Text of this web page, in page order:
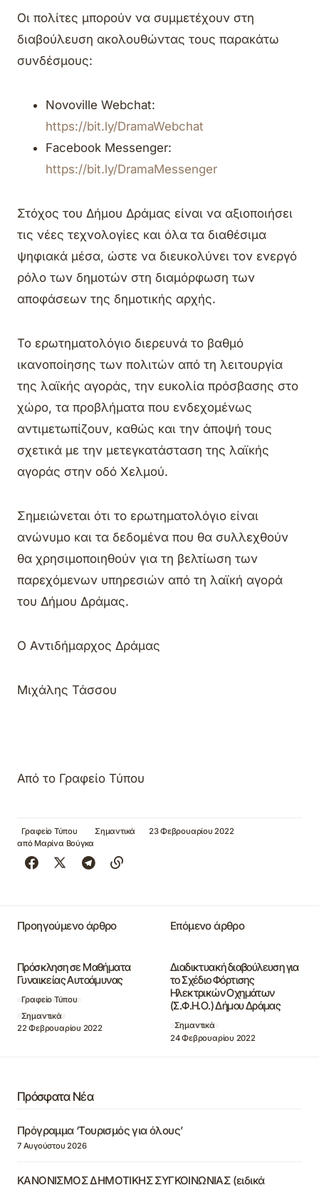
Οι πολίτες μπορούν να συμμετέχουν στη
διαβούλευση ακολουθώντας τους παρακάτω
συνδέσμους:
Novoville Webchat:
https://bit.ly/DramaWebchat
Facebook Messenger:
https://bit.ly/DramaMessenger
Στόχος του Δήμου Δράμας είναι να αξιοποιήσει
τις νέες τεχνολογίες και όλα τα διαθέσιμα
ψηφιακά μέσα, ώστε να διευκολύνει τον ενεργό
ρόλο των δημοτών στη διαμόρφωση των
αποφάσεων της δημοτικής αρχής.
Το ερωτηματολόγιο διερευνά το βαθμό
ικανοποίησης των πολιτών από τη λειτουργία
της λαϊκής αγοράς, την ευκολία πρόσβασης στο
χώρο, τα προβλήματα που ενδεχομένως
αντιμετωπίζουν, καθώς και την άποψή τους
σχετικά με την μετεγκατάσταση της λαϊκής
αγοράς στην οδό Χελμού.
Σημειώνεται ότι το ερωτηματολόγιο είναι
ανώνυμο και τα δεδομένα που θα συλλεχθούν
θα χρησιμοποιηθούν για τη βελτίωση των
παρεχόμενων υπηρεσιών από τη λαϊκή αγορά
του Δήμου Δράμας.
Ο Αντιδήμαρχος Δράμας
Μιχάλης Τάσσου
Από το Γραφείο Τύπου
Γραφείο Τύπου Σημαντικά
23 Φεβρουαρίου 2022
από Μαρίνα Βούγκα
Προηγούμενο άρθρο
Πρόσκληση σε Μαθήματα
Γυναικείας Αυτοάμυνας
Γραφείο Τύπου
Σημαντικά
22 Φεβρουαρίου 2022
Επόμενο άρθρο
Διαδικτυακή διαβούλευση για
το Σχέδιο Φόρτισης
Ηλεκτρικών Οχημάτων
(Σ.Φ.Η.Ο.) Δήμου Δράμας
Σημαντικά
24 Φεβρουαρίου 2022
Πρόσφατα Νέα
Πρόγραμμα ‘Τουρισμός για όλους’
7 Αυγούστου 2026
ΚΑΝΟΝΙΣΜΟΣ ΔΗΜΟΤΙΚΗΣ ΣΥΓΚΟΙΝΩΝΙΑΣ (ειδικά